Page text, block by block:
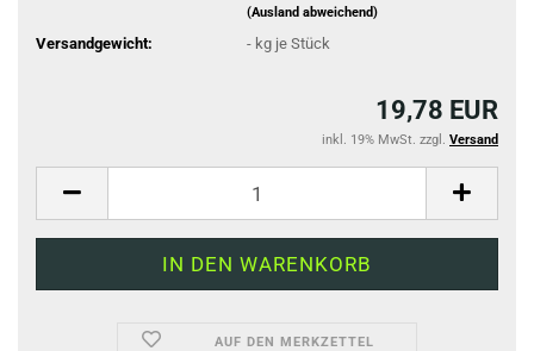
(Ausland abweichend)
Versandgewicht: -kg je Stück
19,78 EUR
inkl. 19% MwSt. zzgl. Versand
AUF DEN MERKZETTEL